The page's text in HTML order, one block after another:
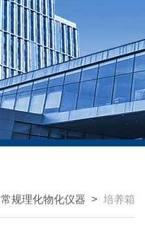
常规理化物化仪器 > 培养箱